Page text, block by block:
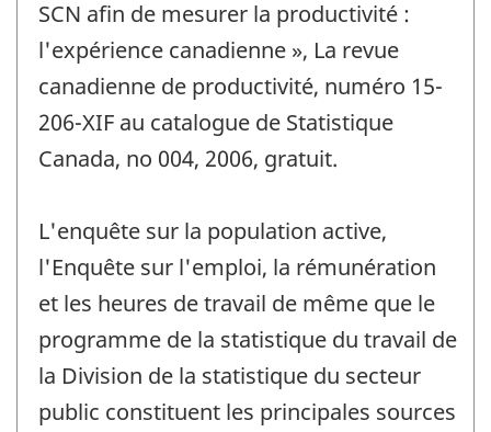
SCN afin de mesurer la productivité :
l'expérience canadienne », La revue
canadienne de productivité, numéro 15-
206-XIF au catalogue de Statistique
Canada, no 004, 2006, gratuit.
L'enquête sur la population active,
l'Enquête sur l'emploi, la rémunération
et les heures de travail de même que le
programme de la statistique du travail de
la Division de la statistique du secteur
public constituent les principales sources